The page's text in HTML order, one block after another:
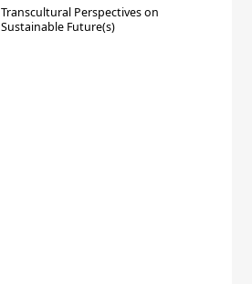
Transcultural Perspectives on
Sustainable Future(s)